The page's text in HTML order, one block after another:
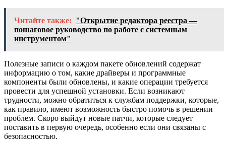
Читайте также: "Открытие редактора реестра —
пошаговое руководство по работе с системным
инструментом"
Полезные записи о каждом пакете обновлений содержат
информацию о том, какие драйверы и программные
компоненты были обновлены, и какие операции требуется
провести для успешной установки. Если возникают
трудности, можно обратиться к службам поддержки, которые,
как правило, имеют возможность быстро помочь в решении
проблем. Скоро выйдут новые патчи, которые следует
поставить в первую очередь, особенно если они связаны с
безопасностью.